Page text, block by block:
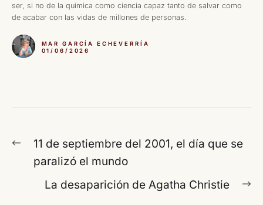
ser, si no de la química como ciencia capaz tanto de salvar como
de acabar con las vidas de millones de personas.
MAR GARCÍA ECHEVERRÍA
01/06/2026
Navegación
entradas
Entrada
anterior:
11 de septiembre del 2001, el día que se
paralizó el mundo
La desaparición de Agatha Christie